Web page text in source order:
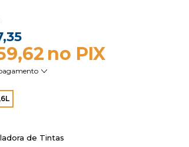
de Tintas